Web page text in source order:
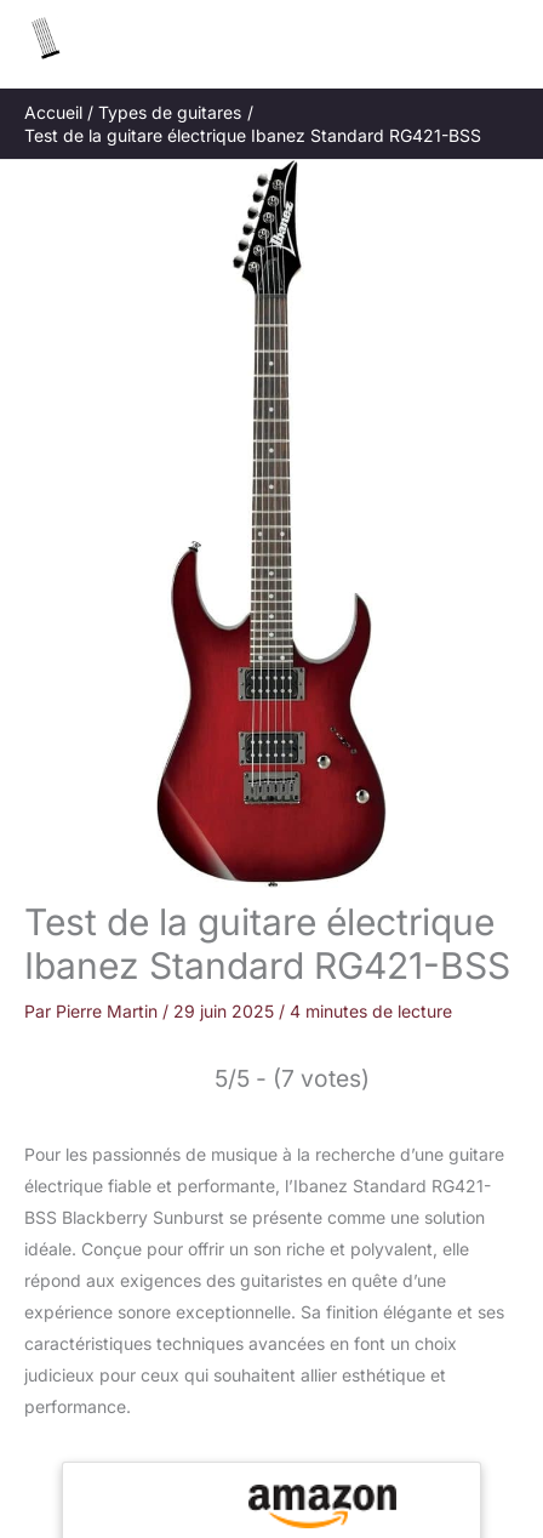
Accueil
Types de guitares
Test de la guitare électrique Ibanez Standard RG421-BSS
Test de la guitare électrique
Ibanez Standard RG421-BSS
Par Pierre Martin / 29 juin 2025 / 4 minutes de lecture
5/5 - (7 votes)
Pour les passionnés de musique à la recherche d’une guitare
électrique fiable et performante, l’Ibanez Standard RG421-
BSS Blackberry Sunburst se présente comme une solution
idéale. Conçue pour offrir un son riche et polyvalent, elle
répond aux exigences des guitaristes en quête d’une
expérience sonore exceptionnelle. Sa finition élégante et ses
caractéristiques techniques avancées en font un choix
judicieux pour ceux qui souhaitent allier esthétique et
performance.
h